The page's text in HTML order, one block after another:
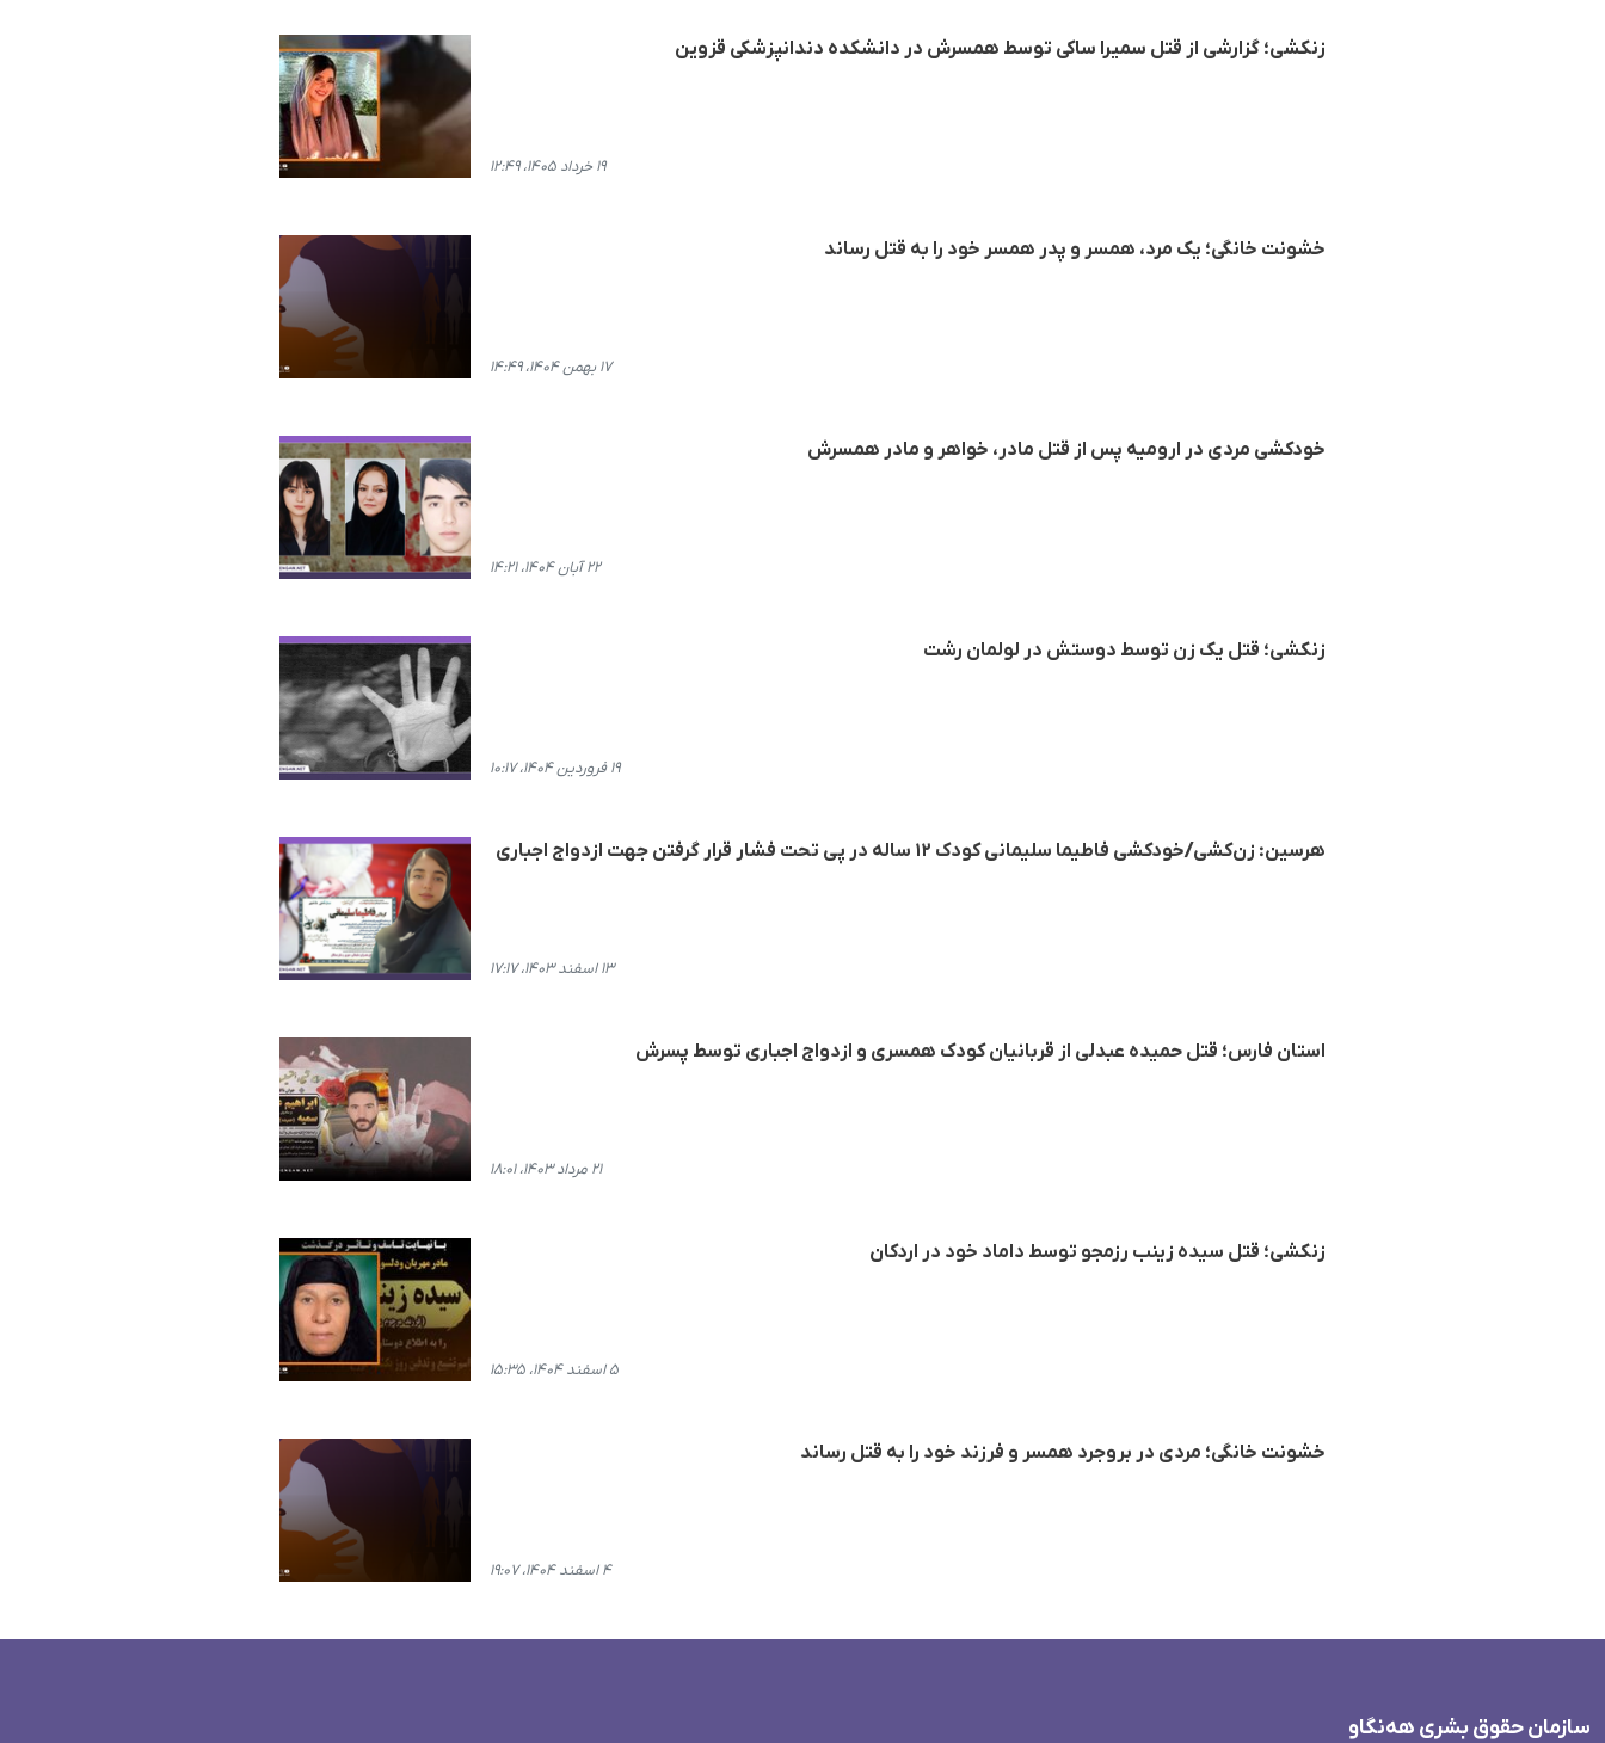
زنکشی؛ گزارشی از قتل سمیرا ساکی توسط همسرش در دانشکده دندانپزشکی قزوین
۱۹ خرداد ۱۴۰۵، ۱۲:۴۹
خشونت خانگی؛ یک مرد، همسر و پدر همسر خود را به قتل رساند
۱۷ بهمن ۱۴۰۴، ۱۴:۴۹
خودکشی مردی در ارومیە پس از قتل مادر، خواهر و مادر همسرش
۲۲ آبان ۱۴۰۴، ۱۴:۲۱
زنکشی؛ قتل یک زن توسط دوستش در لولمان رشت
۱۹ فروردین ۱۴۰۴، ۱۰:۱۷
هرسین: زن‌کشی/خودکشی فاطیما سلیمانی کودک ۱۲ ساله در پی تحت فشار قرار گرفتن جهت ازدواج اجباری
۱۳ اسفند ۱۴۰۳، ۱۷:۱۷
استان فارس؛ قتل حمیده عبدلی از قربانیان کودک‌ همسری و ازدواج اجباری توسط پسرش
۲۱ مرداد ۱۴۰۳، ۱۸:۰۱
زنکشی؛ قتل سیده زینب رزمجو توسط داماد خود در اردکان
۵ اسفند ۱۴۰۴، ۱۵:۳۵
خشونت خانگی؛ مردی در بروجرد همسر و فرزند خود را به قتل رساند
۴ اسفند ۱۴۰۴، ۱۹:۰۷
سازمان حقوق بشری هەنگاو